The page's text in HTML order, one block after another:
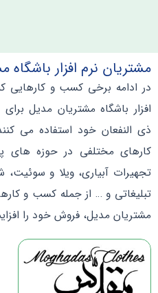
مشتریان نرم افزار باشگاه
در ادامه برخی کسب و کارهایی
افزار باشگاه مشتریان مدیل
ذی النفعان خود استفاده می
کارهای مختلفی در حوزه های
تجهیرات آبیاری، ویلا و
تبلیغاتی و … از جمله کسب و
مشتریان مدیل، فروش خود را